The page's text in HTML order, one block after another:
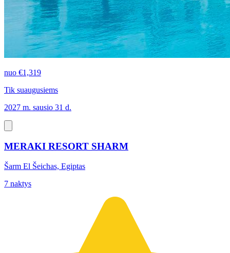
nuo €1,319
Tik suaugusiems
2027 m. sausio 31 d.
MERAKI RESORT SHARM
Šarm El Šeichas, Egiptas
7 naktys